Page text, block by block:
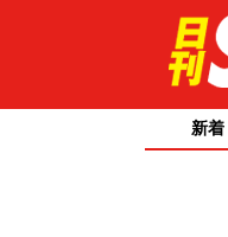
新着